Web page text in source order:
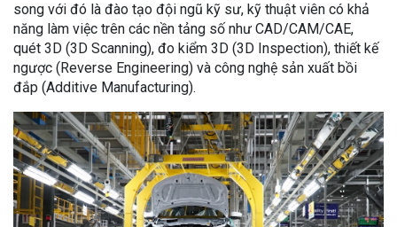
song với đó là đào tạo đội ngũ kỹ sư, kỹ thuật viên có khả
năng làm việc trên các nền tảng số như CAD/CAM/CAE,
quét 3D (3D Scanning), đo kiểm 3D (3D Inspection), thiết kế
ngược (Reverse Engineering) và công nghệ sản xuất bồi
đắp (Additive Manufacturing).